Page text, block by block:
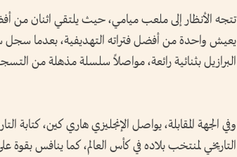
تتجه الأنظار إلى ملعب ميامي، حيث يلتقي اثنان من أفضل
يعيش واحدة من أفضل فتراته التهديفية، بعدما سجل
البرازيل بثنائية رائعة، مواصلاً سلسلة مذهلة من
وفي الجهة المقابلة، يواصل الإنجليزي هاري كين، كتابة
التاريخي لمنتخب بلاده في كأس العالم، كما ينافس